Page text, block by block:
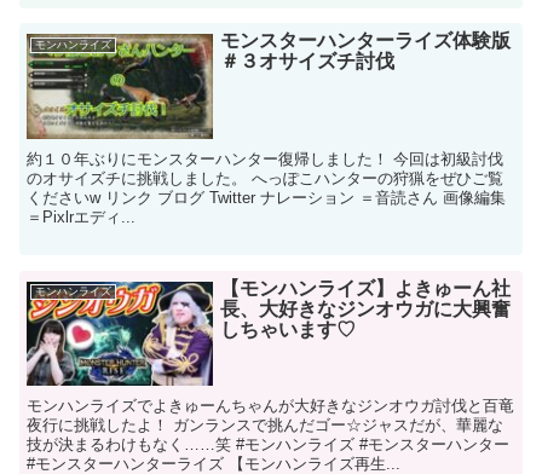
モンハンライズ
モンスターハンターライズ体験版
＃３オサイズチ討伐
約１０年ぶりにモンスターハンター復帰しました！ 今回は初級討伐
のオサイズチに挑戦しました。 へっぽこハンターの狩猟をぜひご覧
くださいw リンク ブログ Twitter ナレーション ＝音読さん 画像編集
＝Pixlrエディ...
モンハンライズ
【モンハンライズ】よきゅーん社
長、大好きなジンオウガに大興奮
しちゃいます♡
モンハンライズでよきゅーんちゃんが大好きなジンオウガ討伐と百竜
夜行に挑戦したよ！ ガンランスで挑んだゴー☆ジャスだが、華麗な
技が決まるわけもなく……笑 #モンハンライズ #モンスターハンター
#モンスターハンターライズ 【モンハンライズ再生...